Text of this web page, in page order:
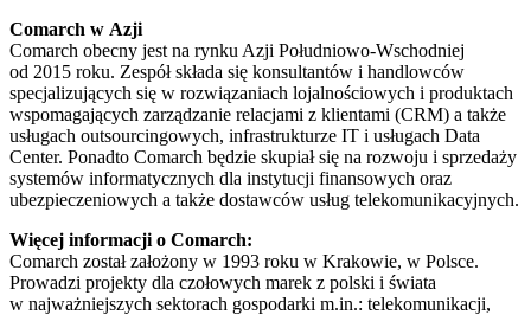
Comarch w Azji
Comarch obecny jest na rynku Azji Południowo-Wschodniej
od 2015 roku. Zespół składa się konsultantów i handlowców
specjalizujących się w rozwiązaniach lojalnościowych i produktach
wspomagających zarządzanie relacjami z klientami (CRM) a także
usługach outsourcingowych, infrastrukturze IT i usługach Data
Center. Ponadto Comarch będzie skupiał się na rozwoju i sprzedaży
systemów informatycznych dla instytucji finansowych oraz
ubezpieczeniowych a także dostawców usług telekomunikacyjnych.
Więcej informacji o Comarch:
Comarch został założony w 1993 roku w Krakowie, w Polsce.
Prowadzi projekty dla czołowych marek z polski i świata
w najważniejszych sektorach gospodarki m.in.: telekomunikacji,